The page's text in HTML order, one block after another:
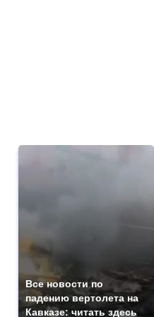
Все новости по
падению вертолета на
Кавказе: читать здесь